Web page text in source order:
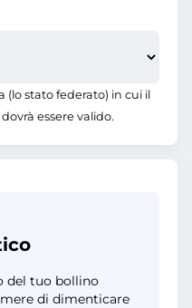
(lo stato federato) in cui il
essere valido.
del tuo bollino
di dimenticare